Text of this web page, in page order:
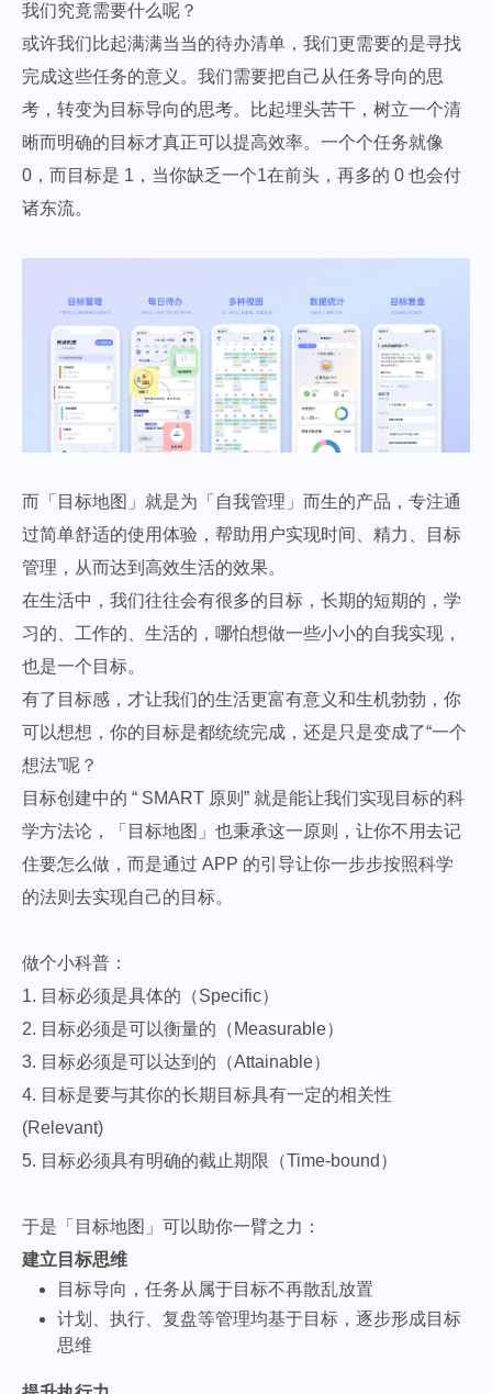
我们究竟需要什么呢？
或许我们比起满满当当的待办清单，我们更需要的是寻找
完成这些任务的意义。我们需要把自己从任务导向的思
考，转变为目标导向的思考。比起埋头苦干，树立一个清
晰而明确的目标才真正可以提高效率。一个个任务就像
0，而目标是 1，当你缺乏一个1在前头，再多的 0 也会付
诸东流。
而「目标地图」就是为「自我管理」而生的产品，专注通
过简单舒适的使用体验，帮助用户实现时间、精力、目标
管理，从而达到高效生活的效果。
在生活中，我们往往会有很多的目标，长期的短期的，学
习的、工作的、生活的，哪怕想做一些小小的自我实现，
也是一个目标。
有了目标感，才让我们的生活更富有意义和生机勃勃，你
可以想想，你的目标是都统统完成，还是只是变成了“一个
想法”呢？
目标创建中的 “ SMART 原则” 就是能让我们实现目标的科
学方法论，「目标地图」也秉承这一原则，让你不用去记
住要怎么做，而是通过 APP 的引导让你一步步按照科学
的法则去实现自己的目标。
做个小科普：
1. 目标必须是具体的（Specific）
2. 目标必须是可以衡量的（Measurable）
3. 目标必须是可以达到的（Attainable）
4. 目标是要与其你的长期目标具有一定的相关性
(Relevant)
5. 目标必须具有明确的截止期限（Time-bound）
于是「目标地图」可以助你一臂之力：
建立目标思维
目标导向，任务从属于目标不再散乱放置
计划、执行、复盘等管理均基于目标，逐步形成目标
思维